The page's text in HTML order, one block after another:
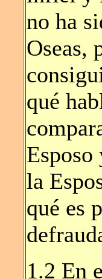
no ha
Oseas,
qué
la
qué es
1.2 En